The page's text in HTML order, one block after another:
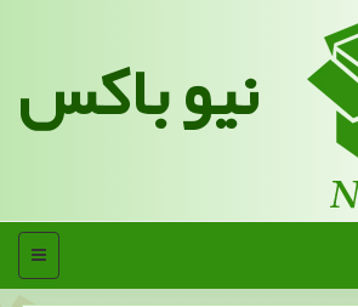
نیو باکس
منو